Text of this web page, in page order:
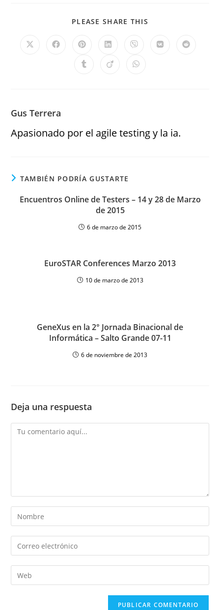
PLEASE SHARE THIS
Gus Terrera
Apasionado por el agile testing y la ia.
TAMBIÉN PODRÍA GUSTARTE
Encuentros Online de Testers – 14 y 28 de Marzo
de 2015
6 de marzo de 2015
EuroSTAR Conferences Marzo 2013
10 de marzo de 2013
GeneXus en la 2° Jornada Binacional de
Informática – Salto Grande 07-11
6 de noviembre de 2013
Deja una respuesta